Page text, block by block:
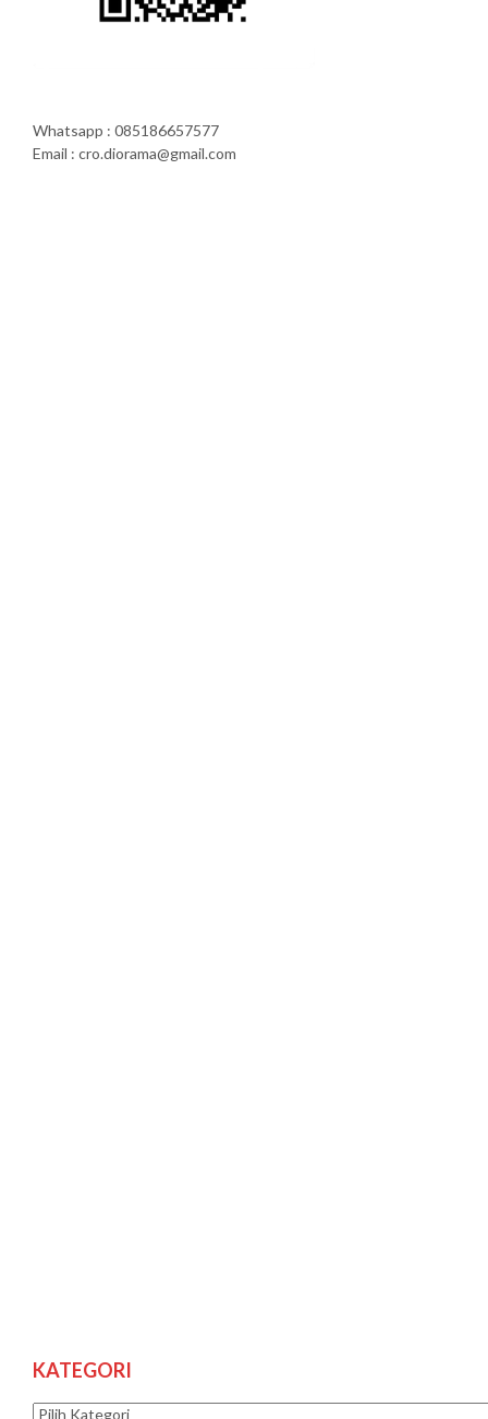
Whatsapp : 085186657577
Email : cro.diorama@gmail.com
KATEGORI
Kategori